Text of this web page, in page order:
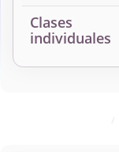
Clases
individuales